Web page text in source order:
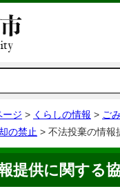
ージ > くらしの情報 > ご
の禁止 > 不法投棄の情報
提供に関する